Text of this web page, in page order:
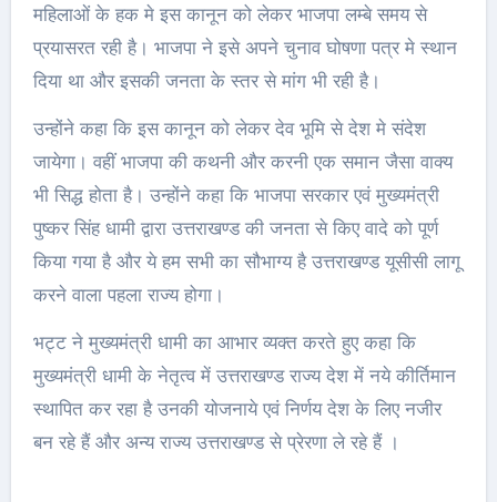
महिलाओं के हक मे इस कानून को लेकर भाजपा लम्बे समय से
प्रयासरत रही है। भाजपा ने इसे अपने चुनाव घोषणा पत्र मे स्थान
दिया था और इसकी जनता के स्तर से मांग भी रही है।
उन्होंने कहा कि इस कानून को लेकर देव भूमि से देश मे संदेश
जायेगा। वहीं भाजपा की कथनी और करनी एक समान जैसा वाक्य
भी सिद्ध होता है। उन्होंने कहा कि भाजपा सरकार एवं मुख्यमंत्री
पुष्कर सिंह धामी द्वारा उत्तराखण्ड की जनता से किए वादे को पूर्ण
किया गया है और ये हम सभी का सौभाग्य है उत्तराखण्ड यूसीसी लागू
करने वाला पहला राज्य होगा।
भट्ट ने मुख्यमंत्री धामी का आभार व्यक्त करते हुए कहा कि
मुख्यमंत्री धामी के नेतृत्व में उत्तराखण्ड राज्य देश में नये कीर्तिमान
स्थापित कर रहा है उनकी योजनाये एवं निर्णय देश के लिए नजीर
बन रहे हैं और अन्य राज्य उत्तराखण्ड से प्रेरणा ले रहे हैं ।